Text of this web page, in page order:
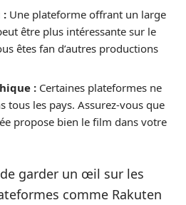
: Une plateforme offrant un large
être plus intéressante sur le
êtes fan d’autres productions
: Certaines plateformes ne
tous les pays. Assurez-vous que
propose bien le film dans votre
de garder un œil sur les
comme Rakuten